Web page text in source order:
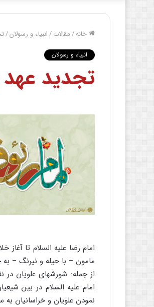
خانه/مقالات/انبیاء و رسولان/
انبیاء و رسولان
تجدید
امام رضا علیه السلام تا
مامون – با حیله و نیرنگ –
از جمله: شورشهای علویان در
امام علیه السلام در بین
نمودن علویان و خراسانیان به